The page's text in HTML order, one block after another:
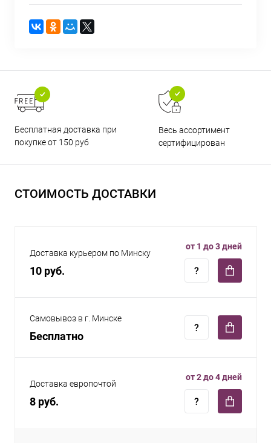
Бесплатная доставка при
покупке от 150 руб
Весь ассортимент
сертифицирован
СТОИМОСТЬ ДОСТАВКИ
Доставка курьером по Минску
10 руб.
от 1 до 3 дней
Самовывоз в г. Минске
Бесплатно
Доставка европочтой
8 руб.
от 2 до 4 дней